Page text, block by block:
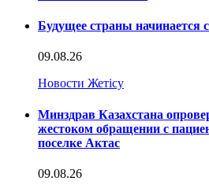
Будущее страны начинается
09.08.26
Новости Жетісу
Минздрав Казахстана
жестоком обращении с
поселке Актас
09.08.26